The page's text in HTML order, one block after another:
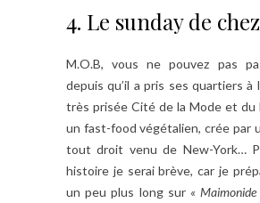
4. Le sunday de
M.O.B, vous ne pouvez pas
depuis qu’il a pris ses quartiers à
très prisée Cité de la Mode et du
un fast-food végétalien, crée par
tout droit venu de New-York…
histoire je serai brève, car je
un peu plus long sur «